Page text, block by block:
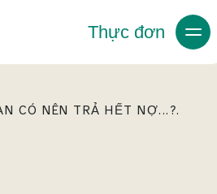
Thực đơn
CÓ NÊN TRẢ HẾT NỢ...?.